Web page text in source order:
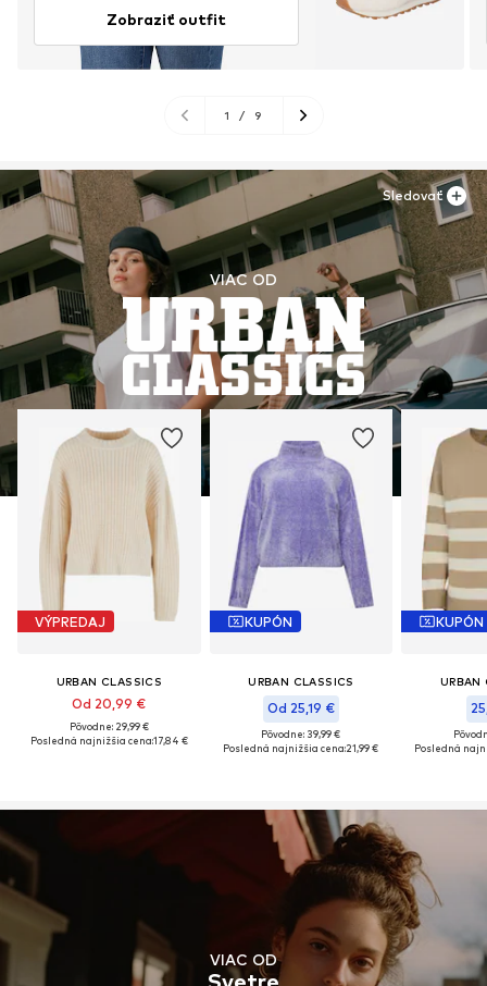
Zobraziť outfit
1 / 9
VIAC OD
VÝPREDAJ
URBAN CLASSICS
Od 20,99 €
Pôvodne: 29,99 €
Posledná najnižšia cena:17,84 €
KUPÓN
URBAN CLASSICS
Od 25,19 €
Pôvodne: 39,99 €
Posledná najnižšia cena:21,99 €
KUPÓN
URBAN
Posledná
Sledovať
VIAC OD